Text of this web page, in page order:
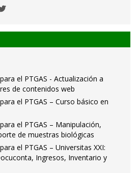
el PTGAS - Actualización a
de contenidos web
el PTGAS – Curso básico en
el PTGAS – Manipulación,
de muestras biológicas
el PTGAS – Universitas XXI:
Ingresos, Inventario y